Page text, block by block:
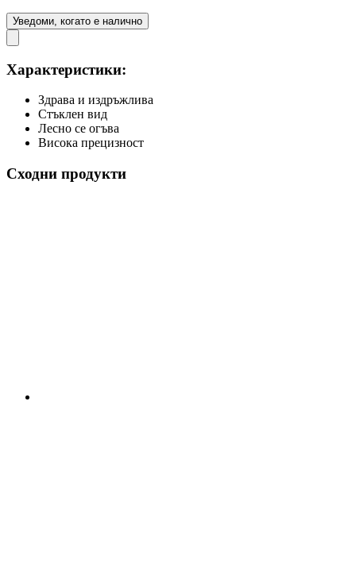
Уведоми, когато е налично
Характеристики:
Здрава и издръжлива
Стъклен вид
Лесно се огъва
Висока прецизност
Сходни продукти